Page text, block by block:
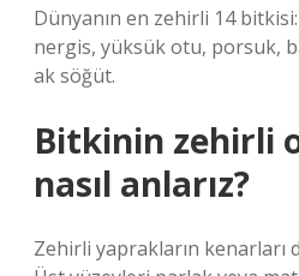
Dünyanın en zehirli 14
nergis, yüksük otu, porsuk,
ak söğüt.
Bitkinin zehirli
nasıl anlarız?
Zehirli yaprakların kenarları